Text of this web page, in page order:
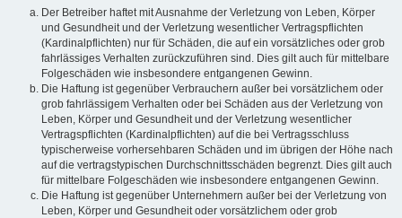
Der Betreiber haftet mit Ausnahme der Verletzung von Leben, Körper
und Gesundheit und der Verletzung wesentlicher Vertragspflichten
(Kardinalpflichten) nur für Schäden, die auf ein vorsätzliches oder grob
fahrlässiges Verhalten zurückzuführen sind. Dies gilt auch für mittelbare
Folgeschäden wie insbesondere entgangenen Gewinn.
Die Haftung ist gegenüber Verbrauchern außer bei vorsätzlichem oder
grob fahrlässigem Verhalten oder bei Schäden aus der Verletzung von
Leben, Körper und Gesundheit und der Verletzung wesentlicher
Vertragspflichten (Kardinalpflichten) auf die bei Vertragsschluss
typischerweise vorhersehbaren Schäden und im übrigen der Höhe nach
auf die vertragstypischen Durchschnittsschäden begrenzt. Dies gilt auch
für mittelbare Folgeschäden wie insbesondere entgangenen Gewinn.
Die Haftung ist gegenüber Unternehmern außer bei der Verletzung von
Leben, Körper und Gesundheit oder vorsätzlichem oder grob